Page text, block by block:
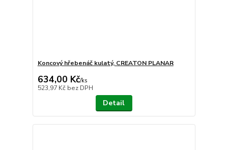
Koncový hřebenáč kulatý, CREATON PLANAR
634,00 Kč/ks
523,97 Kč bez DPH
Detail